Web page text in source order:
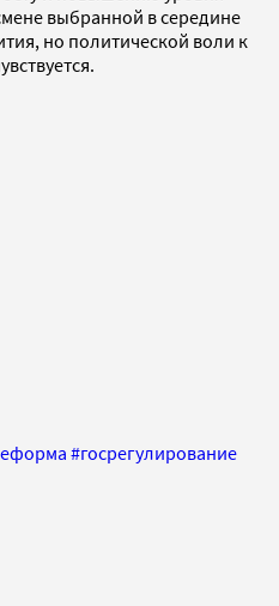
выбранной в середине
но политической воли к
#госрегулирование